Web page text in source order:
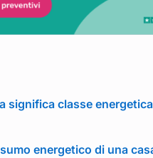
significa classe
energetico di una